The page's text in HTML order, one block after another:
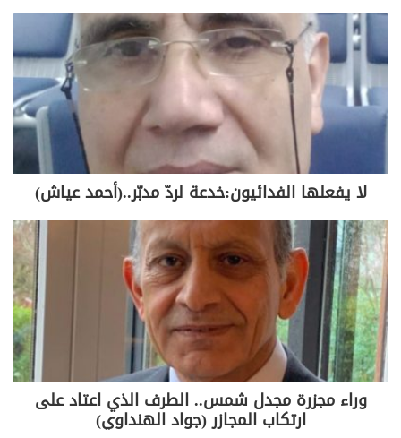
النهار عنونت: صاروخ الجولان يضع لبنان
على أبواب الحرب… بيانات التبرّؤ
والإدانة… هل تكفي لوقف الرد؟
وكتبت صحيفة النهار تقول: هل يكون
صاروخمجدل شمسالمفجّر للحرب
الكبيرة بين إسرائيل و”حزب الله” بعد
تسعة أشهر من المواجهات الميدانية
المحدودة غالباً بخطوط حمر وقواعد
اشتباك متحركة ؟ الواقع أنّ الردّ
الإسرائيلي على إطلاق صاروخ على قرية
مجدل شمس في
الجولانالمحتل بإعلان
مكتب رئيس الوزراء الإسرائيلي بنيامين
نتنياهو تحميله “حزب الله ” ولبنان
المسؤولية عن أطلاق الصاروخ على مجدل
لا يفعلها الفدائيون:خدعة لردّ مدبّر..(أحمد عياش)
وراء مجزرة مجدل شمس.. الطرف الذي اعتاد على
ارتكاب المجازر (جواد الهنداوي)